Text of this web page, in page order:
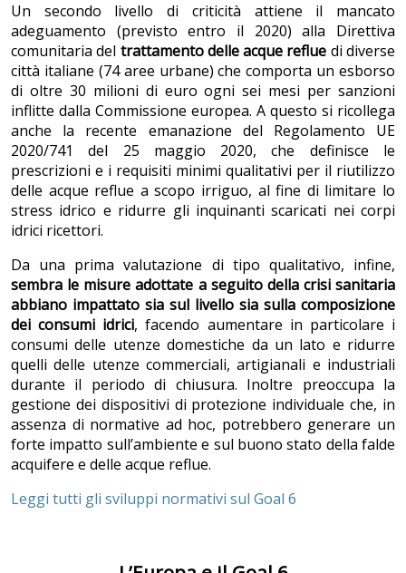
Un secondo livello di criticità attiene il mancato
adeguamento (previsto entro il 2020) alla Direttiva
comunitaria del trattamento delle acque reflue di diverse
città italiane (74 aree urbane) che comporta un esborso
di oltre 30 milioni di euro ogni sei mesi per sanzioni
inflitte dalla Commissione europea. A questo si ricollega
anche la recente emanazione del Regolamento UE
2020/741 del 25 maggio 2020, che definisce le
prescrizioni e i requisiti minimi qualitativi per il riutilizzo
delle acque reflue a scopo irriguo, al fine di limitare lo
stress idrico e ridurre gli inquinanti scaricati nei corpi
idrici ricettori.
Da una prima valutazione di tipo qualitativo, infine,
sembra le misure adottate a seguito della crisi sanitaria
abbiano impattato sia sul livello sia sulla composizione
dei consumi idrici, facendo aumentare in particolare i
consumi delle utenze domestiche da un lato e ridurre
quelli delle utenze commerciali, artigianali e industriali
durante il periodo di chiusura. Inoltre preoccupa la
gestione dei dispositivi di protezione individuale che, in
assenza di normative ad hoc, potrebbero generare un
forte impatto sull’ambiente e sul buono stato della falde
acquifere e delle acque reflue.
Leggi tutti gli sviluppi normativi sul Goal 6